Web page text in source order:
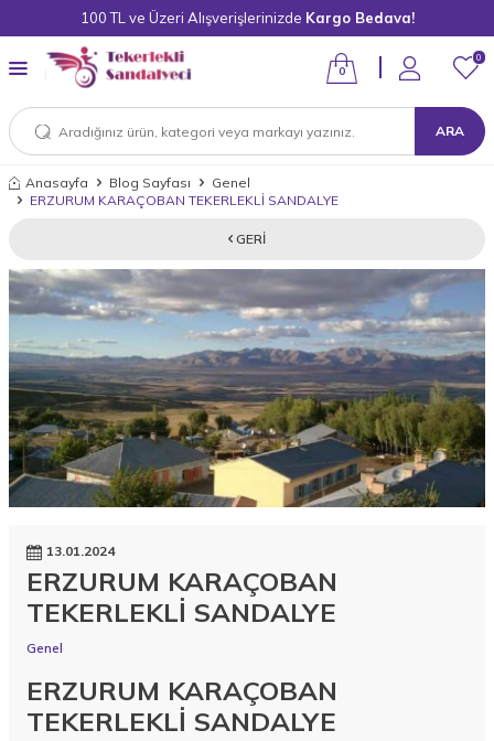
100 TL ve Üzeri Alışverişlerinizde Kargo Bedava!
ARA
0
0
Anasayfa Blog Sayfası
Genel
ERZURUM KARAÇOBAN TEKERLEKLİ SANDALYE
GERI
13.01.2024
ERZURUM KARAÇOBAN
TEKERLEKLİ SANDALYE
Genel
ERZURUM KARAÇOBAN
TEKERLEKLİ SANDALYE